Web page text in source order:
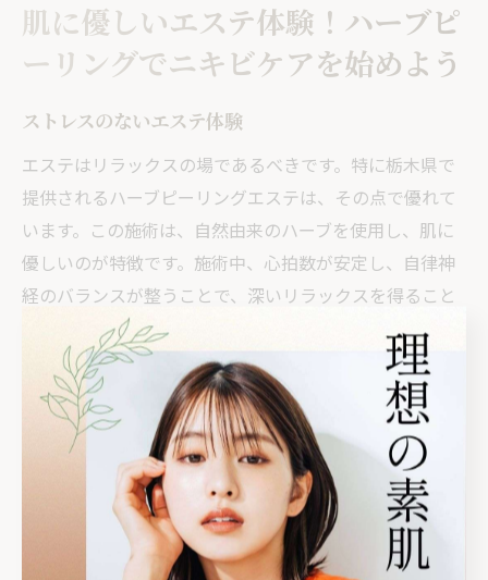
肌に優しいエステ体験！ハーブピ
ーリングでニキビケアを始めよう
ストレスのないエステ体験
エステはリラックスの場であるべきです。特に栃木県で
提供されるハーブピーリングエステは、その点で優れて
います。この施術は、自然由来のハーブを使用し、肌に
優しいのが特徴です。施術中、心拍数が安定し、自律神
経のバランスが整うことで、深いリラックスを得ること
ができます。さらに、施術環境も快適で、ストレスがな
いため、心身ともにリフレッシュできます。日々のスト
レスを抱える現代人にとって、ストレスのないエステ体
験は、肌の美しさだけでなく、心の健康にも寄与しま
ハーブピーリングの施術内容
ハーブピーリングは、天然のハーブを用いた施術で、古